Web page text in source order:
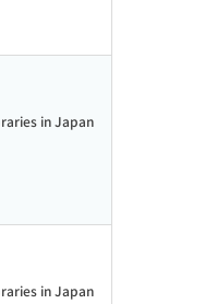
in Japan
in Japan